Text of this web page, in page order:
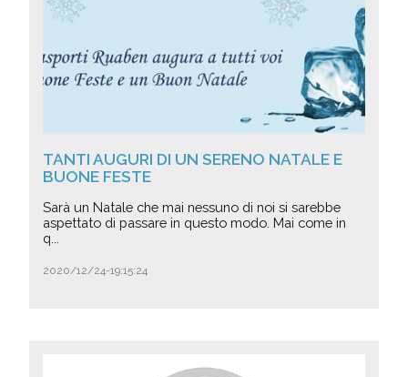
TANTI AUGURI DI UN SERENO NATALE E
BUONE FESTE
Sarà un Natale che mai nessuno di noi si sarebbe
aspettato di passare in questo modo. Mai come in
q...
2020/12/24-19:15:24